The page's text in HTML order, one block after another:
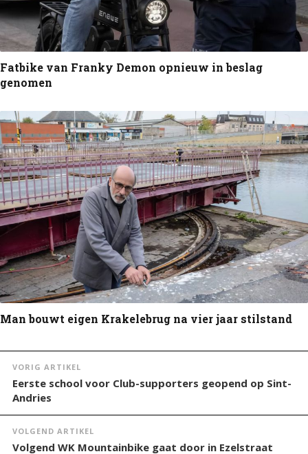
Fatbike van Franky Demon opnieuw in beslag
genomen
Man bouwt eigen Krakelebrug na vier jaar stilstand
VORIG ARTIKEL
Eerste school voor Club-supporters geopend op Sint-
Andries
VOLGEND ARTIKEL
Volgend WK Mountainbike gaat door in Ezelstraat